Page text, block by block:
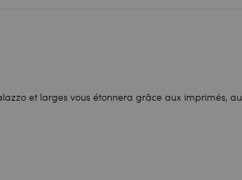
et larges vous étonnera grâce aux imprimés,